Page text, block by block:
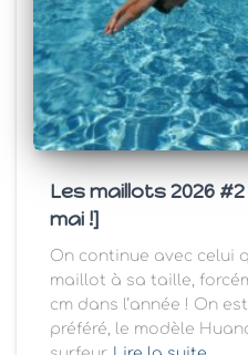
Les maillots 2026
mai !]
On continue avec celui
maillot à sa taille,
cm dans l’année ! On
préféré, le modèle